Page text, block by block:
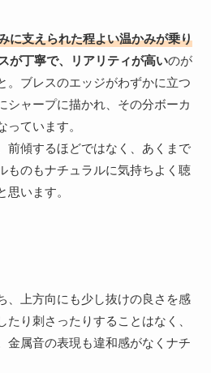
に支えられた程よい温かみが乗り
が丁寧で、リアリティが高いのが
。ブレスのエッジがわずかに立つ
シャープに描かれ、その分ボーカ
っています。
前傾するほどではなく、あくまで
ものもナチュラルに気持ちよく聴
います。
、上方向にも少し抜けの良さを感
たり刺さったりすることはなく、
金属音の表現も違和感がなくナチ